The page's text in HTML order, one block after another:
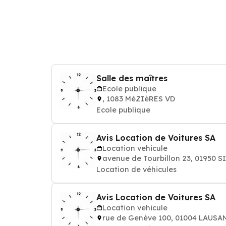
Salle des maîtres
Ecole publique
, 1083 MéZIèRES VD
Ecole publique
Avis Location de Voitures SA
Location vehicule
avenue de Tourbillon 23, 01950
Location de véhicules
Avis Location de Voitures SA
Location vehicule
rue de Genève 100, 01004